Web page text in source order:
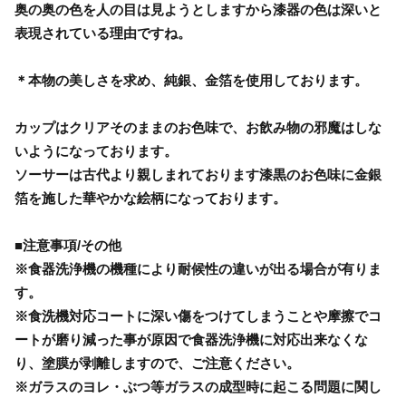
奥の奥の色を人の目は見ようとしますから漆器の色は深いと
表現されている理由ですね。
＊本物の美しさを求め、純銀、金箔を使用しております。
カップはクリアそのままのお色味で、お飲み物の邪魔はしな
いようになっております。
ソーサーは古代より親しまれております漆黒のお色味に金銀
箔を施した華やかな絵柄になっております。
■注意事項/その他
※食器洗浄機の機種により耐候性の違いが出る場合が有りま
す。
※食洗機対応コートに深い傷をつけてしまうことや摩擦でコ
ートが磨り減った事が原因で食器洗浄機に対応出来なくな
り、塗膜が剥離しますので、ご注意ください。
※ガラスのヨレ・ぶつ等ガラスの成型時に起こる問題に関し